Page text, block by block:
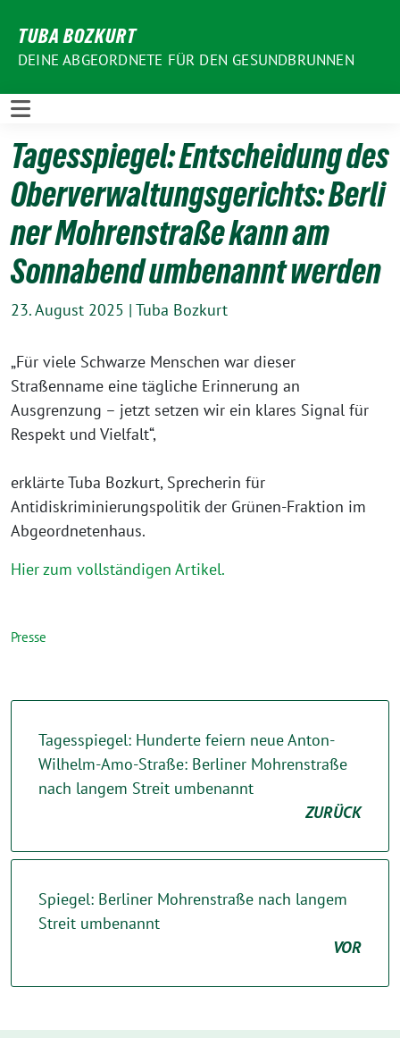
zum
Inhalt
TUBA BOZKURT
DEINE ABGEORDNETE FÜR DEN GESUNDBRUNNEN
Tagesspiegel: Entscheidung des
Oberverwaltungsgerichts: Berli
ner Mohrenstraße kann am
Sonnabend umbenannt werden
23. August 2025 | Tuba Bozkurt
„Für viele Schwarze Menschen war dieser
Straßenname eine tägliche Erinnerung an
Ausgrenzung – jetzt setzen wir ein klares Signal für
Respekt und Vielfalt“,
erklärte Tuba Bozkurt, Sprecherin für
Antidiskriminierungspolitik der Grünen-Fraktion im
Abgeordnetenhaus.
Hier zum vollständigen Artikel.
Presse
Tagesspiegel: Hunderte feiern neue Anton-
Wilhelm-Amo-Straße: Berliner Mohrenstraße
nach langem Streit umbenannt
ZURÜCK
Spiegel: Berliner Mohrenstraße nach langem
Streit umbenannt
VOR